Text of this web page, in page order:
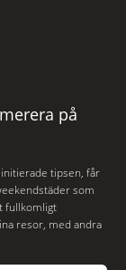
på
tipsen, får
som
fullkomligt
resor, med andra